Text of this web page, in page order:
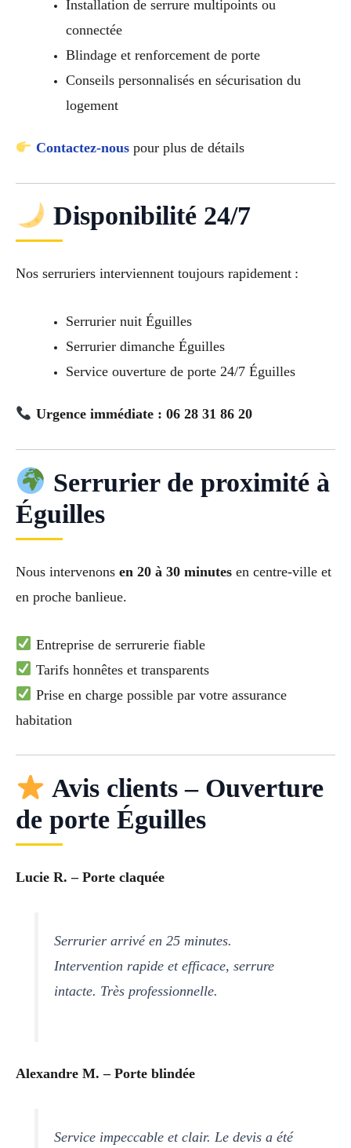
Installation de serrure multipoints ou
connectée
Blindage et renforcement de porte
Conseils personnalisés en sécurisation du
logement
Contactez-nouspour plus de détails
Disponibilité 24/7
Nos serruriers interviennent toujours rapidement :
Serrurier nuit Éguilles
Serrurier dimanche Éguilles
Service ouverture de porte 24/7 Éguilles
Urgence immédiate : 06 28 31 86 20
Serrurier de proximité à
Éguilles
Nous intervenons en 20 à 30 minutes en centre-ville et
en proche banlieue.
Entreprise de serrurerie fiable
Tarifs honnêtes et transparents
Prise en charge possible par votre assurance
habitation
Avis clients – Ouverture
de porte Éguilles
Lucie R. – Porte claquée
Serrurier arrivé en 25 minutes.
Intervention rapide et efficace, serrure
intacte. Très professionnelle.
Alexandre M. – Porte blindée
Service impeccable et clair. Le devis a été